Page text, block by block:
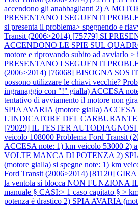
accendono gli anabbaglianti 2) A
PRESENTANO I SEGUENTI
si presenta il problema> spegnendo e
Transit (2006>2014) [75779] SI
ACCENDONO LE SPIE SUL
motore e riprovando subito ad avviarlo
PRESENTANO I SEGUENTI
(2006>2014) [76068] BISOGNA
possono utilizzare le chiavi vecchie?
ingranaggio con "!" gialla) ACCESA
tentativo di avviamento il motore non
SPIA AVARIA (motore gialla)
L'INDICATORE DEL
[79029] IL TESTER AUTODIAGNOSI
veicolo 108000 Problema Ford Transit
ACCESA note: 1) km veicolo 53000 2)
VOLTE MANCA DI POTENZA 2) SPIA
(motore gialla) si spegne note: 1) km
Ford Transit (2006>2014) [81120]
la ventola si blocca NON FUNZIONA
manuale § CASI:> 1 caso capitato § >
potenza è drastico 2) SPIA AVARIA